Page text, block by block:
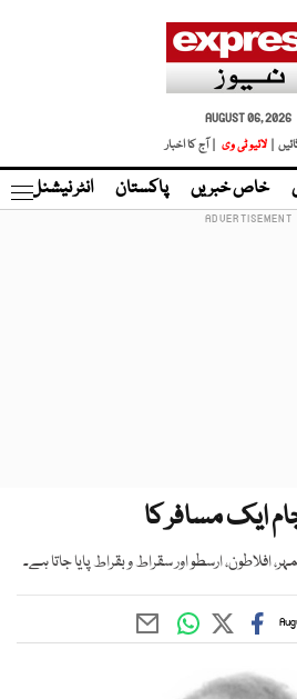
AUGUST 06, 2026
|
لائیو ٹی وی | آج کا اخبار
خاص خبریں پاکستان انٹر نیشنل
ایک مسافر کا
افلاطون، ارسطو اور سقراط و بقراط پایا جاتا ہے۔